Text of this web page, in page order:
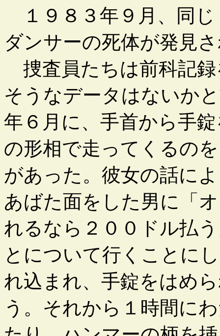
１９８３年９月、同
ダンサーの死体が発見
捜査員たちは前科記
そうなデータはないか
年６月に、手首から手
の形相で走ってくるの
があった。彼女の話に
あばた面をした男に「
れるなら２００ドル払
とについて行くことに
れ込まれ、手錠をはめ
う。それから１時間に